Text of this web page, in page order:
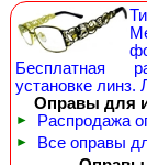
Бесплатная
установке
Оправы для
► Распродажа
►
Все оправы